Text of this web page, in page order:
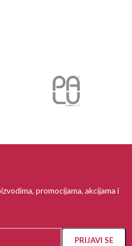
promocijama, akcijama i